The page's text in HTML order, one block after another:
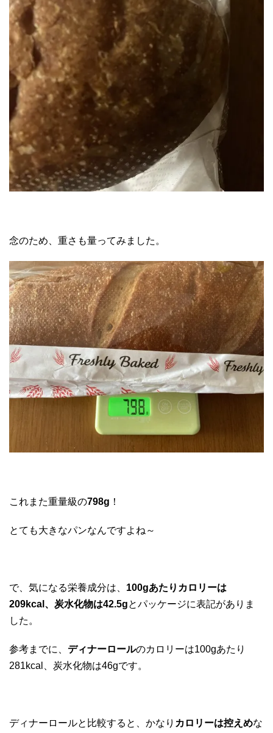
念のため、重さも量ってみました。
これまた重量級の798g ！
とても大きなパンなんですよね～
で、気になる栄養成分は、 100gあたりカロリーは
209kcal、炭水化物は42.5gとパッケージに表記がありま
した。
参考までに、 ディナーロールのカロリーは100gあたり
281kcal、炭水化物は46gです。
ディナーロールと比較すると、かなり カロリーは控えめな